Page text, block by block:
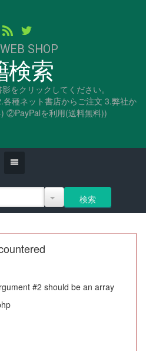
SHOP
検索
をクリックしてください。
種ネット書店からご注文 3.弊社か
②PayPalを利用(送料無料))
#2 should be an array